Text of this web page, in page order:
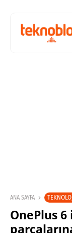
ANA SAYFA
OnePlus